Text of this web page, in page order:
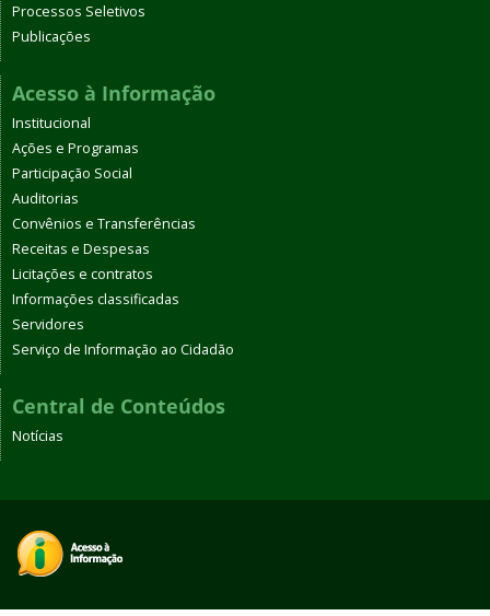
Processos Seletivos
Publicações
Acesso à Informação
Institucional
Ações e Programas
Participação Social
Auditorias
Convênios e Transferências
Receitas e Despesas
Licitações e contratos
Informações classificadas
Servidores
Serviço de Informação ao Cidadão
Central de Conteúdos
Notícias